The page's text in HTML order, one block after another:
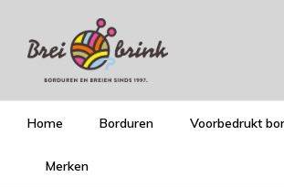
Home Borduren Voorbedrukt
Merken